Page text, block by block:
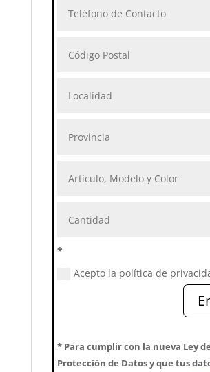
*
Acepto la política de
* Para cumplir con la nueva Ley de
Protección de Datos y que tus